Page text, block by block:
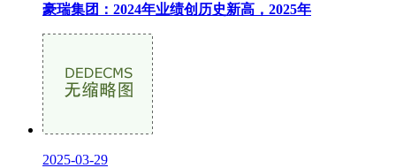
豪瑞集团：2024年业绩创历史新高，2025年
2025-03-29